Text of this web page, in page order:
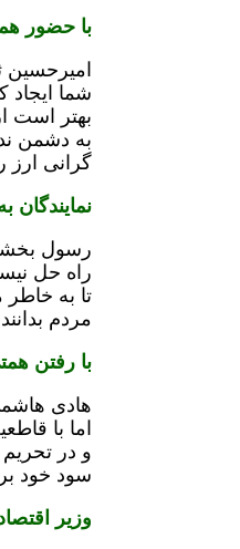
با حضور
امیرحسین
شما ایجاد
بهتر است
به دشمن
گرانی ارز
نمایندگان
رسول
راه حل
تا به خاطر
مردم
با رفتن
هادی
اما با
و در
سود خود
وزیر